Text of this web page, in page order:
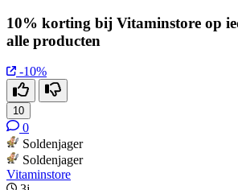
10% korting bij Vitaminstore op
alle producten
-10%
10
0
Soldenjager
Soldenjager
Vitaminstore